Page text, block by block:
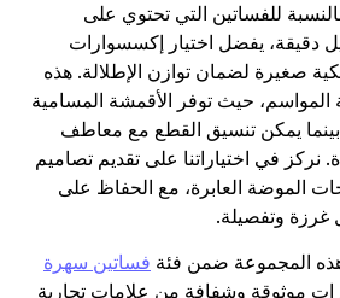
للفساتين التي تحتوي على
دقيقة، يفضل اختيار إكسسوارات
صغيرة لضمان توازن الإطلالة. هذه
المواسم، حيث توفر الأقمشة المسامية
يمكن تنسيق القطع مع معاطف
نركز في اختياراتنا على تقديم تصاميم
الموضة العابرة، مع الحفاظ على
غرزة وتفصيلة.
فساتين سهرة
موثوقة وشفافة من علامات تجارية